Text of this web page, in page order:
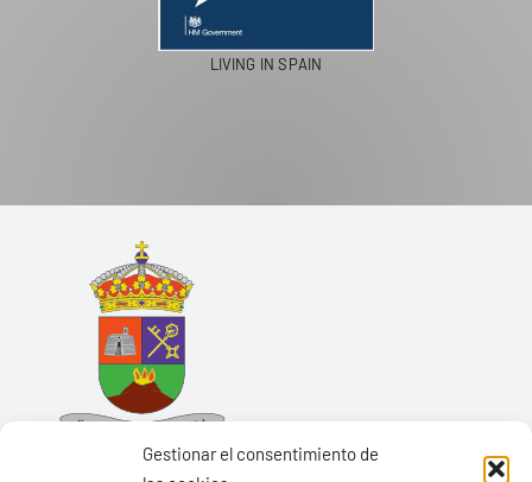
Gestionar el consentimiento de
LIVING IN SPAIN